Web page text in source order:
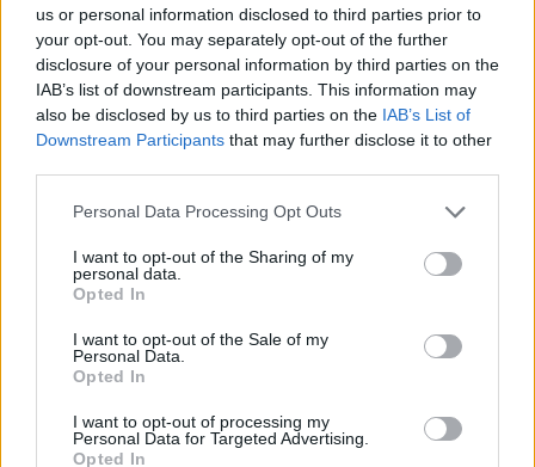
us or personal information disclosed to third parties prior to
your opt-out. You may separately opt-out of the further
disclosure of your personal information by third parties on the
IAB’s list of downstream participants. This information may
also be disclosed by us to third parties on the IAB’s List of
Downstream Participants that may further disclose it to other
Personal Data Processing Opt Outs
I want to opt-out of the Sharing of my
personal data.
Opted In
I want to opt-out of the Sale of my
Personal Data.
Opted In
I want to opt-out of processing my
Personal Data for Targeted Advertising.
Opted In
Enterprise Greece: Η
Ελλάδα στο διεθνές
συνέδριο WECA για τον
τομέα ενέργειας και
ΟΠΑΠ – Allwyn: Η νέα
στρατηγική για τη
δημιουργία ομίλου 1,9 δισ.
ευρώ - Ποια τα οφέλη της